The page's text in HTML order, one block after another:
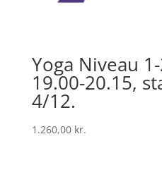
Yoga Niveau
19.00-20.15,
4/12.
1.260,00 kr.